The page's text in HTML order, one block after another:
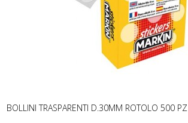
BOLLINI TRASPARENTI D.30MM ROTOLO 500 PZ